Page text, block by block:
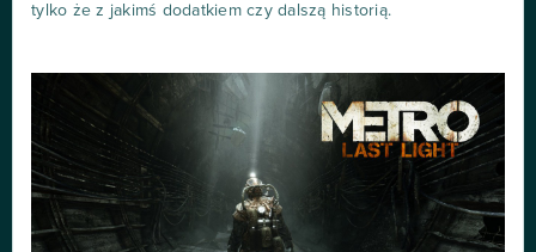
tylko że z jakimś dodatkiem czy dalszą historią.